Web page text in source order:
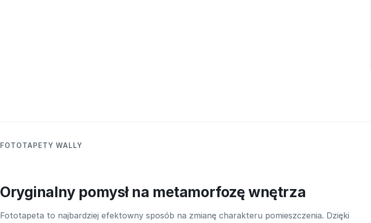
FOTOTAPETY WALLY
Oryginalny pomysł na metamorfozę wnętrza
Fototapeta to najbardziej efektowny sposób na zmianę charakteru pomieszczenia. Dzięki